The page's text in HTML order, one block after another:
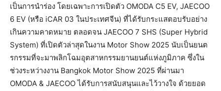
เป็นการนำร่อง โดยเฉพาะการเปิดตัว OMODA C5 EV, JAECOO
6 EV (หรือ iCAR 03 ในประเทศจีน) ที่ได้รับกระแสตอบรับอย่าง
เกินความคาดหมาย ตลอดจน JAECOO 7 SHS (Super Hybrid
System) ที่เปิดตัวล่าสุดในงาน Motor Show 2025 นับเป็นยนต
รกรรมที่จะมาพลิกโฉมอุตสาหกรรมยานยนต์แห่งภูมิภาค ซึ่งใน
ช่วงระหว่างงาน Bangkok Motor Show 2025 ที่ผ่านมา
OMODA & JAECOO ได้รับการสนับสนุนและไว้วางใจ ด้วยยอด